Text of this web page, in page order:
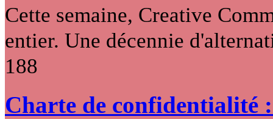
Cette semaine, Creative
entier. Une décennie
188
Charte de confidentialité